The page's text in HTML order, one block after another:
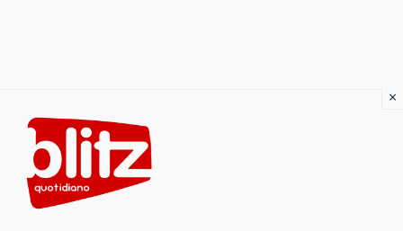
content
×